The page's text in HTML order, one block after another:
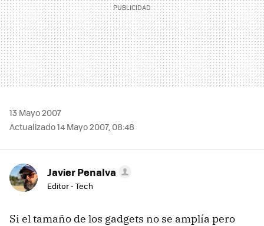
13 Mayo 2007
Actualizado 14 Mayo 2007, 08:48
Javier Penalva
Editor - Tech
Si el tamaño de los gadgets no se amplía pero